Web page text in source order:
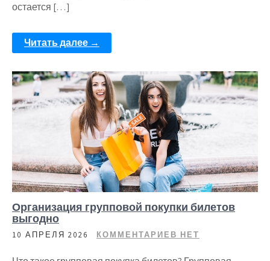
остается […]
Читать далее →
Организация групповой покупки билетов
выгодно
10 АПРЕЛЯ 2026 КОММЕНТАРИЕВ НЕТ